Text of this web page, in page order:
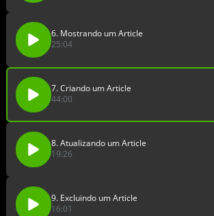
6. Mostrando um Article
25:04
7. Criando um Article
44:00
8. Atualizando um Article
19:26
9. Excluindo um Article
16:01